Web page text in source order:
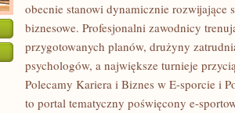
obecnie stanowi dynamicznie rozwijające
biznesowe. Profesjonalni zawodnicy
przygotowanych planów, drużyny
psychologów, a największe turnieje
Polecamy Kariera i Biznes w E-sporcie i
to portal tematyczny poświęcony e-